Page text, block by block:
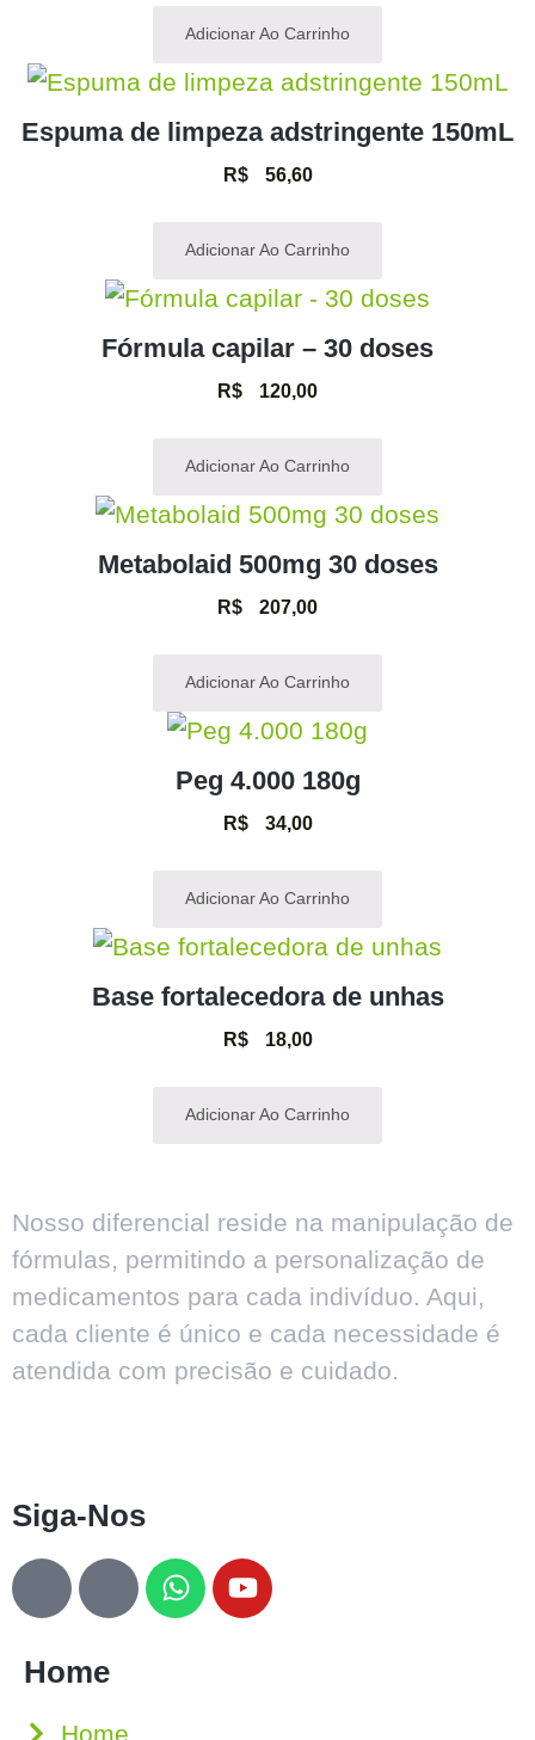
Adicionar Ao Carrinho
Espuma de limpeza adstringente 150mL
R$56,60
Adicionar Ao Carrinho
Fórmula capilar – 30 doses
R$ 120,00
Adicionar Ao Carrinho
Metabolaid 500mg 30 doses
R$ 207,00
Adicionar Ao Carrinho
Peg 4.000 180g
R$34,00
Adicionar Ao Carrinho
Base fortalecedora de unhas
R$18,00
Adicionar Ao Carrinho
Nosso diferencial reside na manipulação de
fórmulas, permitindo a personalização de
medicamentos para cada indivíduo. Aqui,
cada cliente é único e cada necessidade é
atendida com precisão e cuidado.
Siga-Nos
Home
Home